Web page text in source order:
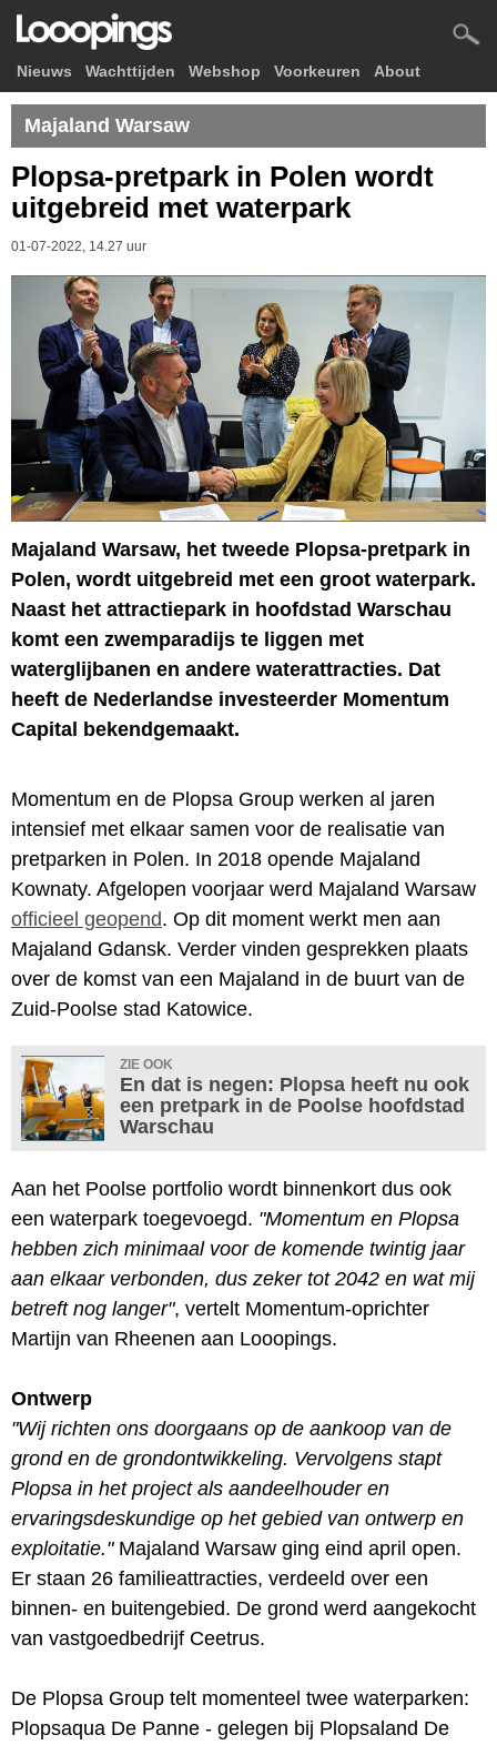
Nieuws Wachttijden Webshop Voorkeuren About
Majaland Warsaw
Plopsa-pretpark in Polen wordt
uitgebreid met waterpark
01-07-2022, 14.27 uur
Majaland Warsaw, het tweede Plopsa-pretpark in
Polen, wordt uitgebreid met een groot waterpark.
Naast het attractiepark in hoofdstad Warschau
komt een zwemparadijs te liggen met
waterglijbanen en andere waterattracties. Dat
heeft de Nederlandse investeerder Momentum
Capital bekendgemaakt.
Momentum en de Plopsa Group werken al jaren
intensief met elkaar samen voor de realisatie van
pretparken in Polen. In 2018 opende Majaland
Kownaty. Afgelopen voorjaar werd Majaland Warsaw
officieel geopend. Op dit moment werkt men aan
Majaland Gdansk. Verder vinden gesprekken plaats
over de komst van een Majaland in de buurt van de
Zuid-Poolse stad Katowice.
ZIE OOK
En dat is negen: Plopsa heeft nu ook
een pretpark in de Poolse hoofdstad
Warschau
Aan het Poolse portfolio wordt binnenkort dus ook
een waterpark toegevoegd. "Momentum en Plopsa
hebben zich minimaal voor de komende twintig jaar
aan elkaar verbonden, dus zeker tot 2042 en wat mij
betreft nog langer", vertelt Momentum-oprichter
Martijn van Rheenen aan Looopings.
Ontwerp
"Wij richten ons doorgaans op de aankoop van de
grond en de grondontwikkeling. Vervolgens stapt
Plopsa in het project als aandeelhouder en
ervaringsdeskundige op het gebied van ontwerp en
exploitatie."Majaland Warsaw ging eind april open.
Er staan 26 familieattracties, verdeeld over een
binnen- en buitengebied. De grond werd aangekocht
van vastgoedbedrijf Ceetrus.
De Plopsa Group telt momenteel twee waterparken:
Plopsaqua De Panne - gelegen bij Plopsaland De